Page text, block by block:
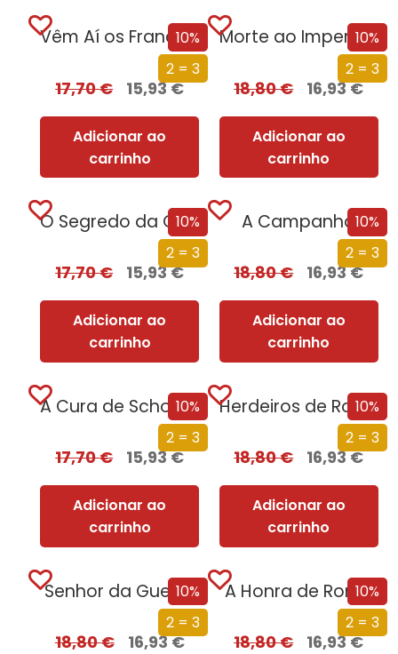
10%
2 = 3
Vêm Aí os Franceses
17,70€ 15,93€
Adicionar ao
carrinho
10%
2 = 3
Morte ao Imperador
18,80€ 16,93€
Adicionar ao
carrinho
10%
2 = 3
O Segredo da Ordem de Cristo
17,70€ 15,93€
Adicionar ao
carrinho
10%
2 = 3
A Campanha
18,80€ 16,93€
Adicionar ao
carrinho
10%
2 = 3
A Cura de Schopenhauer [Nova Edição]
17,70€ 15,93€
Adicionar ao
carrinho
10%
2 = 3
Herdeiros de Roma
18,80€ 16,93€
Adicionar ao
carrinho
10%
2 = 3
Senhor da Guerra
18,80€ 16,93€
10%
2 = 3
A Honra de Roma
18,80€ 16,93€